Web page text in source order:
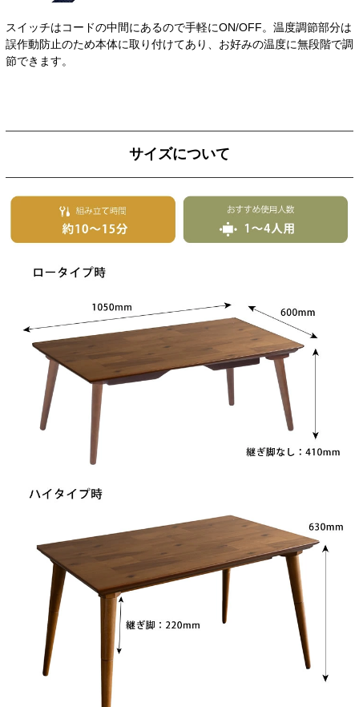
スイッチはコードの中間にあるので手軽にON/OFF。温度調節部分は
誤作動防止のため本体に取り付けてあり、お好みの温度に無段階で調
節できます。
サイズについて